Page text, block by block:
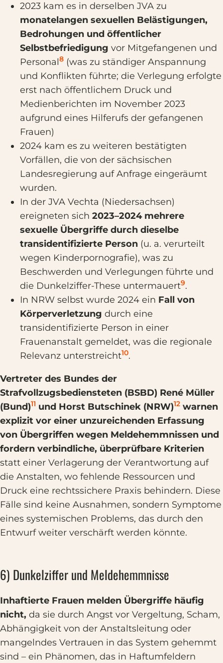
2023 kam es in derselben JVA zu
monatelangen sexuellen Belästigungen,
Bedrohungen und öffentlicher
Selbstbefriedigung vor Mitgefangenen und
Personal8 (was zu ständiger Anspannung
und Konflikten führte; die Verlegung erfolgte
erst nach öffentlichem Druck und
Medienberichten im November 2023
aufgrund eines Hilferufs der gefangenen
Frauen)
2024 kam es zu weiteren bestätigten
Vorfällen, die von der sächsischen
Landesregierung auf Anfrage eingeräumt
wurden.
In der JVA Vechta (Niedersachsen)
ereigneten sich 2023–2024 mehrere
sexuelle Übergriffe durch dieselbe
transidentifizierte Person (u. a. verurteilt
wegen Kinderpornografie), was zu
Beschwerden und Verlegungen führte und
die Dunkelziffer-These untermauert9.
In NRW selbst wurde 2024 ein Fall von
Körperverletzung durch eine
transidentifizierte Person in einer
Frauenanstalt gemeldet, was die regionale
Relevanz unterstreicht10.
Vertreter des Bundes der
Strafvollzugsbediensteten (BSBD) René Müller
(Bund)11 und Horst Butschinek (NRW)12 warnen
explizit vor einer unzureichenden Erfassung
von Übergriffen wegen Meldehemmnissen und
fordern verbindliche, überprüfbare Kriterien
statt einer Verlagerung der Verantwortung auf
die Anstalten, wo fehlende Ressourcen und
Druck eine rechtssichere Praxis behindern. Diese
Fälle sind keine Ausnahmen, sondern Symptome
eines systemischen Problems, das durch den
Entwurf weiter verschärft werden könnte.
6) Dunkelziffer und Meldehemmnisse
Inhaftierte Frauen melden Übergriffe häufig
nicht, da sie durch Angst vor Vergeltung, Scham,
Abhängigkeit von der Anstaltsleitung oder
mangelndes Vertrauen in das System gehemmt
sind – ein Phänomen, das in Haftumfeldern